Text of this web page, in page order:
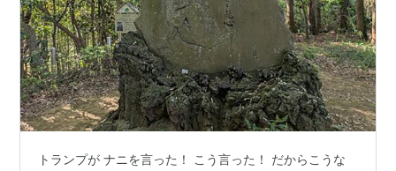
トランプが ナニを言った！ こう言った！ だからこうな